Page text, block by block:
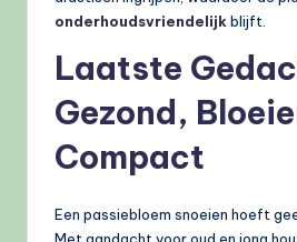
onderhoudsvriendelijk blijft.
Laatste
Gezond,
Compact
Een passiebloem snoeien hoeft